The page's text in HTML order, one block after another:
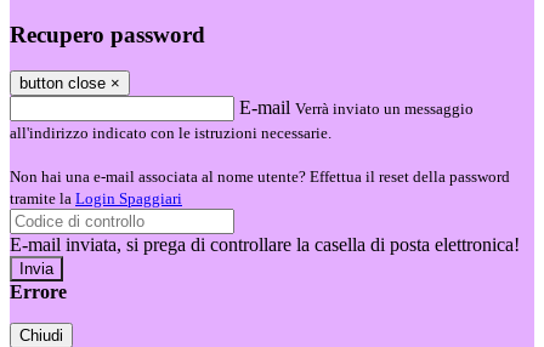
Recupero password
button close ×
E-mail Verrà inviato un messaggio
all'indirizzo indicato con le istruzioni necessarie.
Non hai una e-mail associata al nome utente? Effettua il reset della password
tramite la Login Spaggiari
E-mail inviata, si prega di controllare la casella di posta elettronica!
Errore
Chiudi